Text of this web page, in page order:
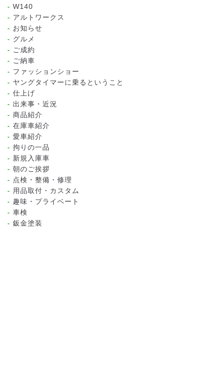
W140
アルトワークス
お知らせ
グルメ
ご成約
ご納車
ファッションショー
ヤングタイマーに乗るということ
仕上げ
出来事・近況
商品紹介
在庫車紹介
愛車紹介
拘りの一品
新規入庫車
朝のご挨拶
点検・整備・修理
用品取付・カスタム
趣味・プライベート
車検
鈑金塗装